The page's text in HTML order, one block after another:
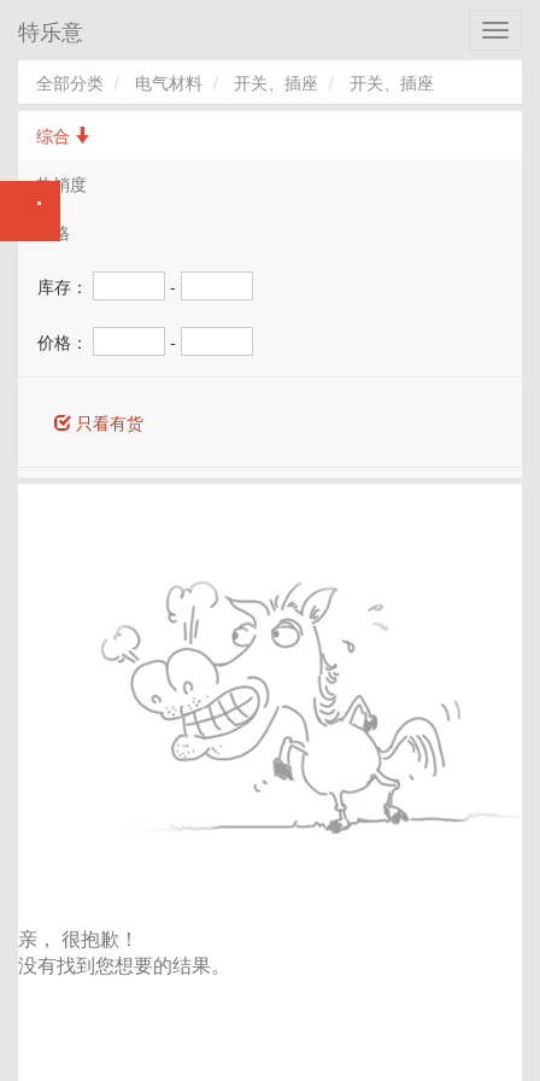
特乐意
全部分类 电气材料 开关、插座 开关、插座
综合
热销度
价格
库存： -
价格： -
只看有货
亲， 很抱歉！
没有找到您想要的结果。